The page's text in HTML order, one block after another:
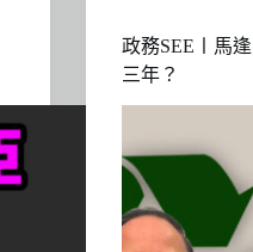
政務SEE〡馬
三年？